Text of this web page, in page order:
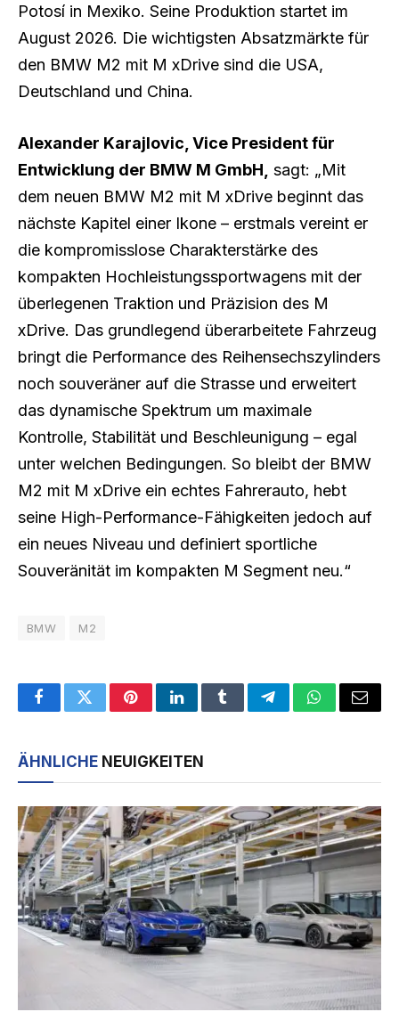
Potosí in Mexiko. Seine Produktion startet im
August 2026. Die wichtigsten Absatzmärkte für
den BMW M2 mit M xDrive sind die USA,
Deutschland und China.
Alexander Karajlovic, Vice President für
Entwicklung der BMW M GmbH, sagt: „Mit
dem neuen BMW M2 mit M xDrive beginnt das
nächste Kapitel einer Ikone – erstmals vereint er
die kompromisslose Charakterstärke des
kompakten Hochleistungssportwagens mit der
überlegenen Traktion und Präzision des M
xDrive. Das grundlegend überarbeitete Fahrzeug
bringt die Performance des Reihensechszylinders
noch souveräner auf die Strasse und erweitert
das dynamische Spektrum um maximale
Kontrolle, Stabilität und Beschleunigung – egal
unter welchen Bedingungen. So bleibt der BMW
M2 mit M xDrive ein echtes Fahrerauto, hebt
seine High-Performance-Fähigkeiten jedoch auf
ein neues Niveau und definiert sportliche
Souveränität im kompakten M Segment neu.“
BMW M2
FacebookTwitterPinterestLinkedInTumblrTelegramWhatsApp
Email
ÄHNLICHE NEUIGKEITEN